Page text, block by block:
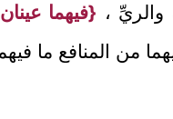
، {فيهما
من المنافع ما